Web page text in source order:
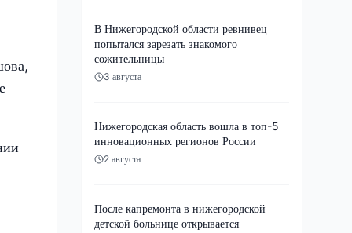
В Нижегородской области ревнивец
попытался зарезать знакомого
сожительницы
3 августа
Нижегородская область вошла в топ-5
инновационных регионов России
2 августа
После капремонта в нижегородской
детской больнице открывается